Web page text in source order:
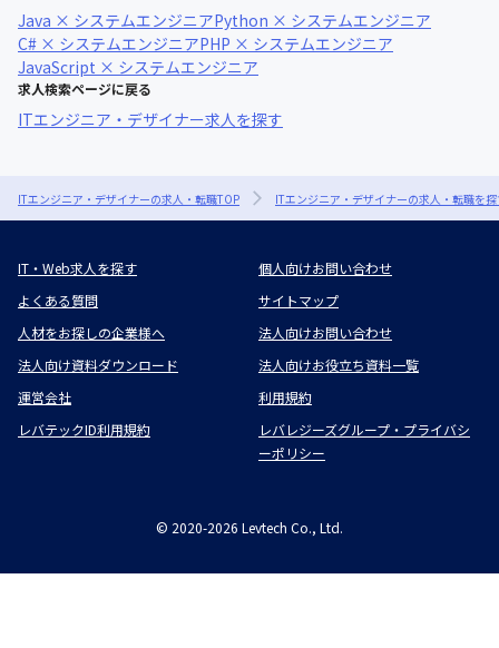
Java × システムエンジニアPython × システムエンジニア
C# × システムエンジニアPHP × システムエンジニア
JavaScript × システムエンジニア
求人検索ページに戻る
ITエンジニア・デザイナー求人を探す
ITエンジニア・デザイナーの求人・転職TOP ITエンジニア・デザイナーの求人・転職を
IT・Web求人を探す
個人向けお問い合わせ
よくある質問
サイトマップ
人材をお探しの企業様へ
法人向けお問い合わせ
法人向け資料ダウンロード
法人向けお役立ち資料一覧
運営会社
利用規約
レバテックID利用規約
レバレジーズグループ・プライバシ
ーポリシー
© 2020-2026 Levtech Co., Ltd.